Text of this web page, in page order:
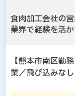
食肉加工会社の
業界で経験を活
【熊本市南区勤
業／飛び込みな